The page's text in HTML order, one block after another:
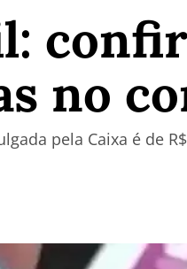
no
pela Caixa é de